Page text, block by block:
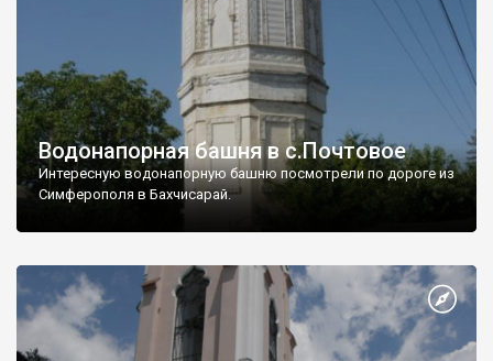
Водонапорная башня в с.Почтовое
Интересную водонапорную башню посмотрели по дороге из
Симферополя в Бахчисарай.